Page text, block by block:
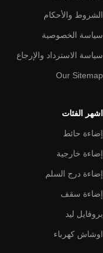
الشروط والأحكام
سياسة الخصوصية
سياسة الاسترداد والإرجاع
Our Sitemap
اشهر الفئات
إضاءة حائط
إضاءة خارجية
إضاءة درج السلم
إضاءة سقف
بروفايل ليد
اوشاش كهرباء